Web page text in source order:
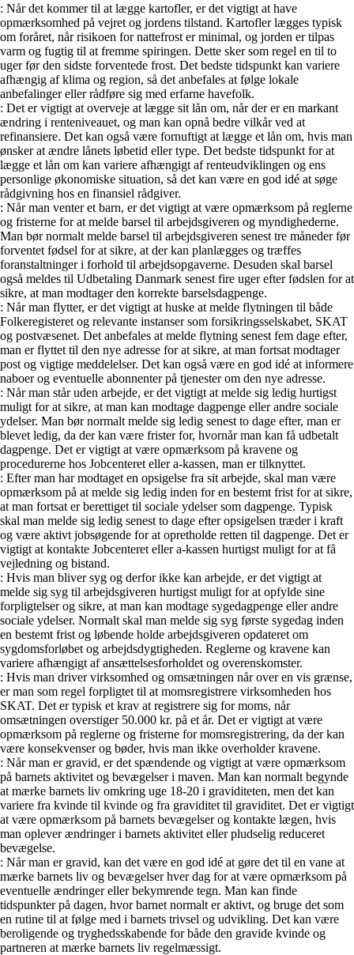
: Når det kommer til at lægge kartofler, er det vigtigt at have
opmærksomhed på vejret og jordens tilstand. Kartofler lægges typisk
om foråret, når risikoen for nattefrost er minimal, og jorden er tilpas
varm og fugtig til at fremme spiringen. Dette sker som regel en til to
uger før den sidste forventede frost. Det bedste tidspunkt kan variere
afhængig af klima og region, så det anbefales at følge lokale
anbefalinger eller rådføre sig med erfarne havefolk.
: Det er vigtigt at overveje at lægge sit lån om, når der er en markant
ændring i renteniveauet, og man kan opnå bedre vilkår ved at
refinansiere. Det kan også være fornuftigt at lægge et lån om, hvis man
ønsker at ændre lånets løbetid eller type. Det bedste tidspunkt for at
lægge et lån om kan variere afhængigt af renteudviklingen og ens
personlige økonomiske situation, så det kan være en god idé at søge
rådgivning hos en finansiel rådgiver.
: Når man venter et barn, er det vigtigt at være opmærksom på reglerne
og fristerne for at melde barsel til arbejdsgiveren og myndighederne.
Man bør normalt melde barsel til arbejdsgiveren senest tre måneder før
forventet fødsel for at sikre, at der kan planlægges og træffes
foranstaltninger i forhold til arbejdsopgaverne. Desuden skal barsel
også meldes til Udbetaling Danmark senest fire uger efter fødslen for at
sikre, at man modtager den korrekte barselsdagpenge.
: Når man flytter, er det vigtigt at huske at melde flytningen til både
Folkeregisteret og relevante instanser som forsikringsselskabet, SKAT
og postvæsenet. Det anbefales at melde flytning senest fem dage efter,
man er flyttet til den nye adresse for at sikre, at man fortsat modtager
post og vigtige meddelelser. Det kan også være en god idé at informere
naboer og eventuelle abonnenter på tjenester om den nye adresse.
: Når man står uden arbejde, er det vigtigt at melde sig ledig hurtigst
muligt for at sikre, at man kan modtage dagpenge eller andre sociale
ydelser. Man bør normalt melde sig ledig senest to dage efter, man er
blevet ledig, da der kan være frister for, hvornår man kan få udbetalt
dagpenge. Det er vigtigt at være opmærksom på kravene og
procedurerne hos Jobcenteret eller a-kassen, man er tilknyttet.
: Efter man har modtaget en opsigelse fra sit arbejde, skal man være
opmærksom på at melde sig ledig inden for en bestemt frist for at sikre,
at man fortsat er berettiget til sociale ydelser som dagpenge. Typisk
skal man melde sig ledig senest to dage efter opsigelsen træder i kraft
og være aktivt jobsøgende for at opretholde retten til dagpenge. Det er
vigtigt at kontakte Jobcenteret eller a-kassen hurtigst muligt for at få
vejledning og bistand.
: Hvis man bliver syg og derfor ikke kan arbejde, er det vigtigt at
melde sig syg til arbejdsgiveren hurtigst muligt for at opfylde sine
forpligtelser og sikre, at man kan modtage sygedagpenge eller andre
sociale ydelser. Normalt skal man melde sig syg første sygedag inden
en bestemt frist og løbende holde arbejdsgiveren opdateret om
sygdomsforløbet og arbejdsdygtigheden. Reglerne og kravene kan
variere afhængigt af ansættelsesforholdet og overenskomster.
: Hvis man driver virksomhed og omsætningen når over en vis grænse,
er man som regel forpligtet til at momsregistrere virksomheden hos
SKAT. Det er typisk et krav at registrere sig for moms, når
omsætningen overstiger 50.000 kr. på et år. Det er vigtigt at være
opmærksom på reglerne og fristerne for momsregistrering, da der kan
være konsekvenser og bøder, hvis man ikke overholder kravene.
: Når man er gravid, er det spændende og vigtigt at være opmærksom
på barnets aktivitet og bevægelser i maven. Man kan normalt begynde
at mærke barnets liv omkring uge 18-20 i graviditeten, men det kan
variere fra kvinde til kvinde og fra graviditet til graviditet. Det er vigtigt
at være opmærksom på barnets bevægelser og kontakte lægen, hvis
man oplever ændringer i barnets aktivitet eller pludselig reduceret
bevægelse.
: Når man er gravid, kan det være en god idé at gøre det til en vane at
mærke barnets liv og bevægelser hver dag for at være opmærksom på
eventuelle ændringer eller bekymrende tegn. Man kan finde
tidspunkter på dagen, hvor barnet normalt er aktivt, og bruge det som
en rutine til at følge med i barnets trivsel og udvikling. Det kan være
beroligende og tryghedsskabende for både den gravide kvinde og
partneren at mærke barnets liv regelmæssigt.